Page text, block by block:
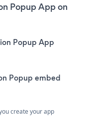
Popup App on
Popup App
Popup embed
create your app